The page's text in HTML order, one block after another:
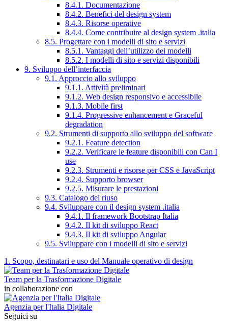
8.4.1. Documentazione
8.4.2. Benefici del design system
8.4.3. Risorse operative
8.4.4. Come contribuire al design system .italia
8.5. Progettare con i modelli di sito e servizi
8.5.1. Vantaggi dell’utilizzo dei modelli
8.5.2. I modelli di sito e servizi disponibili
9. Sviluppo dell’interfaccia
9.1. Approccio allo sviluppo
9.1.1. Attività preliminari
9.1.2. Web design responsivo e accessibile
9.1.3. Mobile first
9.1.4. Progressive enhancement e Graceful
degradation
9.2. Strumenti di supporto allo sviluppo del software
9.2.1. Feature detection
9.2.2. Verificare le feature disponibili con Can I
use
9.2.3. Strumenti e risorse per CSS e JavaScript
9.2.4. Supporto browser
9.2.5. Misurare le prestazioni
9.3. Catalogo del riuso
9.4. Sviluppare con il design system .italia
9.4.1. Il framework Bootstrap Italia
9.4.2. Il kit di sviluppo React
9.4.3. Il kit di sviluppo Angular
9.5. Sviluppare con i modelli di sito e servizi
1. Scopo, destinatari e uso del Manuale operativo di design
Team per la Trasformazione Digitale
in collaborazione con
Agenzia per l'Italia Digitale
Seguici su